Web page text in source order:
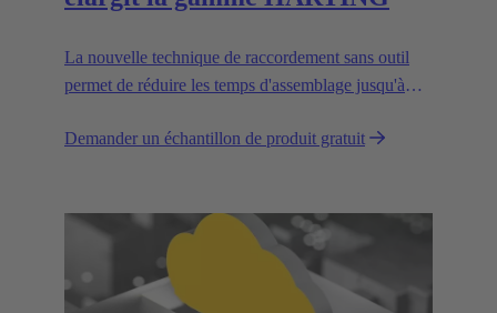
La nouvelle technique de raccordement sans outil
permet de réduire les temps d'assemblage jusqu'à
Demander un échantillon de produit gratuit